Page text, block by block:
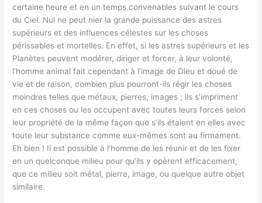
certaine heure et en un temps convenables suivant le cours
du Ciel. Nul ne peut nier la grande puissance des astres
supérieurs et des influences célestes sur les choses
périssables et mortelles. En effet, si les astres supérieurs et les
Planètes peuvent modérer, diriger et forcer, à leur volonté,
l’homme animal fait cependant à l’image de Dieu et doué de
vie et de raison, combien plus pourront-ils régir les choses
moindres telles que métaux, pierres, images ; ils s’impriment
en ces choses ou les occupent avec toutes leurs forces selon
leur propriété de la même façon que s’ils étaient en elles avec
toute leur substance comme eux-mêmes sont au firmament.
Eh bien ! Il est possible à l’homme de les réunir et de les fixer
en un quelconque milieu pour qu’ils y opèrent efficacement,
que ce milieu soit métal, pierre, image, ou quelque autre objet
similaire.